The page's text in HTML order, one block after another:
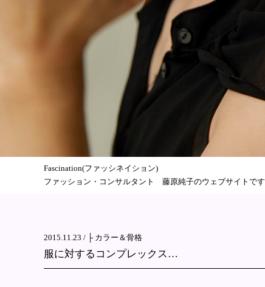
Fascination(ファッシネイション)
ファッション・コンサルタント 藤原純子のウェブサイトです
2015.11.23 / ├ カラー＆骨格
服に対するコンプレックス…